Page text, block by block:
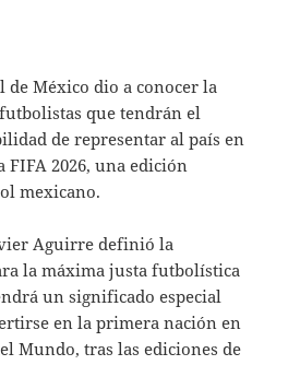
de México dio a conocer la
que tendrán el
de representar al país en
FIFA 2026, una edición
mexicano.
Aguirre definió la
la máxima justa futbolística
un significado especial
en la primera nación en
Mundo, tras las ediciones de